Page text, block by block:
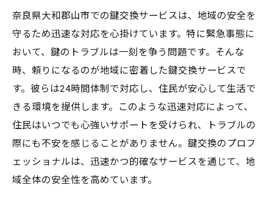
奈良県大和郡山市での鍵交換サービスは、地域の安全を
守るため迅速な対応を心掛けています。特に緊急事態に
おいて、鍵のトラブルは一刻を争う問題です。そんな
時、頼りになるのが地域に密着した鍵交換サービスで
す。彼らは24時間体制で対応し、住民が安心して生活で
きる環境を提供します。このような迅速対応によって、
住民はいつでも心強いサポートを受けられ、トラブルの
際にも不安を感じることがありません。鍵交換のプロフ
ェッショナルは、迅速かつ的確なサービスを通じて、地
域全体の安全性を高めています。